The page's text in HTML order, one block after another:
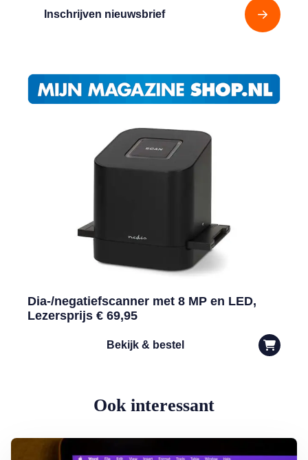
Inschrijven nieuwsbrief
Dia-/negatiefscanner met 8 MP en LED,
Lezersprijs € 69,95
Bekijk & bestel
Ook interessant
Lees meer over Word-document printen zonder (of met)